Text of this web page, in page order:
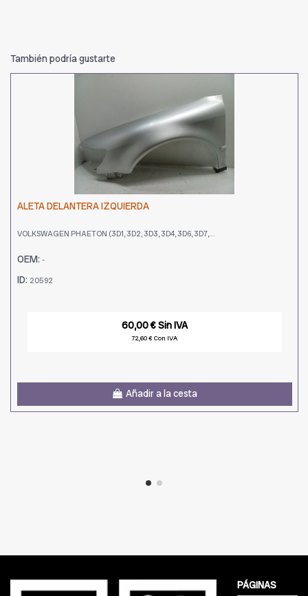
También podría gustarte
ALETA DELANTERA IZQUIERDA
VOLKSWAGEN PHAETON (3D1, 3D2, 3D3, 3D4, 3D6, 3D7,...
OEM: -
ID: 20592
60,00 € Sin IVA
72,60 € Con IVA
Añadir a la cesta
PÁGINAS